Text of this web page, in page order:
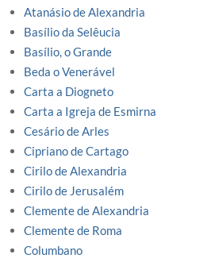
Atanásio de Alexandria
Basílio da Selêucia
Basílio, o Grande
Beda o Venerável
Carta a Diogneto
Carta a Igreja de Esmirna
Cesário de Arles
Cipriano de Cartago
Cirilo de Alexandria
Cirilo de Jerusalém
Clemente de Alexandria
Clemente de Roma
Columbano